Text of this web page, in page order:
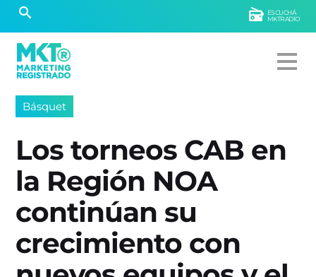
ESCUCHÁ
MKTRADIO
Básquet
Los torneos CAB en
la Región NOA
continúan su
crecimiento con